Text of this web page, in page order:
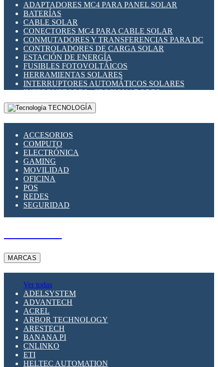
ADAPTADORES MC4 PARA PANEL SOLAR
BATERÍAS
CABLE SOLAR
CONECTORES MC4 PARA CABLE SOLAR
CONMUTADORES Y TRANSFERENCIAS PARA DC
CONTROLADORES DE CARGA SOLAR
ESTACIÓN DE ENERGÍA
FUSIBLES FOTOVOLTÁICOS
HERRAMIENTAS SOLARES
INTERRUPTORES AUTOMÁTICOS SOLARES
INTERRUPTORES - SECCIONADORES
FOTOVOLTÁICOS
MONTAJE PANEL SOLAR
SUPRESOR DE TRANSIENTES SPDS PARA
APLICACIONES FOTOVOLTAICAS
TECNOLOGÍA
ACCESORIOS
COMPUTO
ELECTRÓNICA
GAMING
MOVILIDAD
OFICINA
POS
REDES
SEGURIDAD
MARCAS
Ver todas
ADELSYSTEM
ADVANTECH
ACREL
ARBOR TECHNOLOGY
ARESTECH
BANANA PI
CNLINKO
ETI
HELTEC AUTOMATION